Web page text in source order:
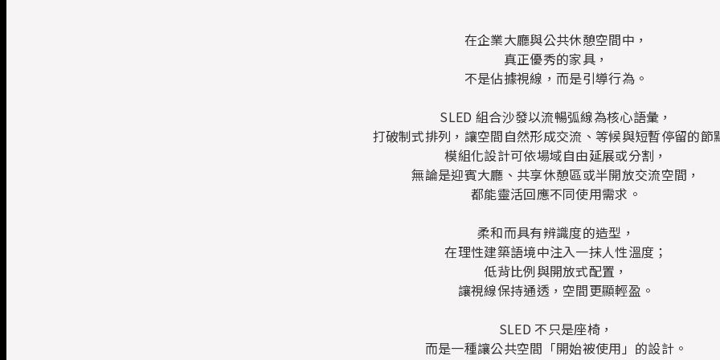
在企業大廳與公共休憩空間中，
真正優秀的家具，
不是佔據視線，而是引導行為。
SLED 組合沙發以流暢弧線為核心語彙，
打破制式排列，讓空間自然形成交流、等候與短暫停留的節
模組化設計可依場域自由延展或分割，
無論是迎賓大廳、共享休憩區或半開放交流空間，
都能靈活回應不同使用需求。
柔和而具有辨識度的造型，
在理性建築語境中注入一抹人性溫度；
低背比例與開放式配置，
讓視線保持通透，空間更顯輕盈。
SLED 不只是座椅，
而是一種讓公共空間「開始被使用」的設計。